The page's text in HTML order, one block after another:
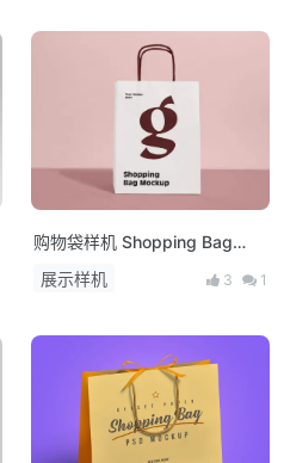
购物袋样机 Shopping Bag
Mockup
展示样机 3 1